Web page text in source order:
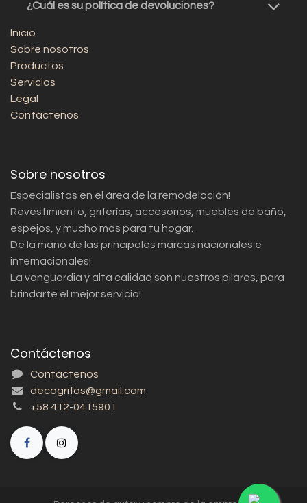
¿Cuál es su política de devoluciones?
Inicio
Sobre nosotros
Productos
Servicios
Legal
Contáctenos
Sobre nosotros
Especialistas en el área de la remodelación!
Revestimiento, griferías, accesorios, muebles de baño,
espejos, y mucho más para tu hogar.
De la mano de las principales marcas nacionales e
internacionales!
La vanguardia y alta calidad son nuestros pilares, para
brindarte el mejor servicio!
Contáctenos
Contáctenos
decogrifos@gmail.com
+58 412-0415901